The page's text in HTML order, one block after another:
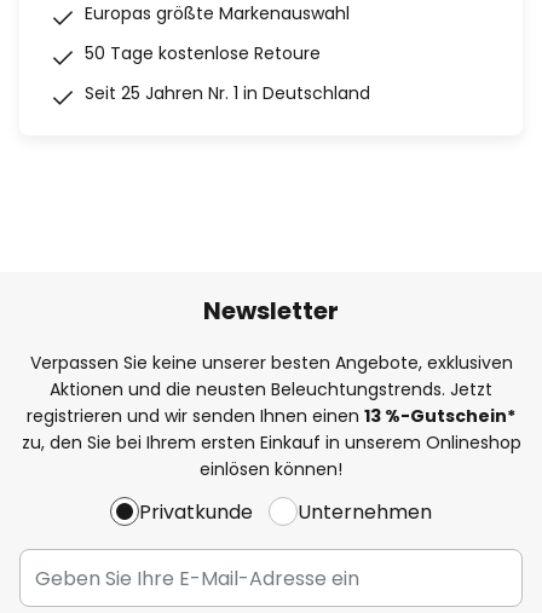
Europas größte Markenauswahl
50 Tage kostenlose Retoure
Seit 25 Jahren Nr. 1 in Deutschland
Newsletter
Verpassen Sie keine unserer besten Angebote, exklusiven
Aktionen und die neusten Beleuchtungstrends. Jetzt
registrieren und wir senden Ihnen einen 13 %-Gutschein*
zu, den Sie bei Ihrem ersten Einkauf in unserem Onlineshop
einlösen können!
Privatkunde Unternehmen